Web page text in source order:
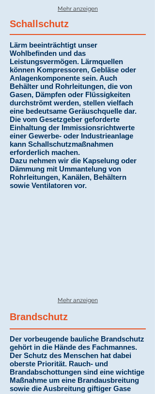
Mehr anzeigen
Schallschutz
Lärm beeinträchtigt unser
Wohlbefinden und das
Leistungsvermögen. Lärmquellen
können Kompressoren, Gebläse oder
Anlagenkomponente sein. Auch
Behälter und Rohrleitungen, die von
Gasen, Dämpfen oder Flüssigkeiten
durchströmt werden, stellen vielfach
eine bedeutsame Geräuschquelle dar.
Die vom Gesetzgeber geforderte
Einhaltung der Immissionsrichtwerte
einer Gewerbe- oder Industrieanlage
kann Schallschutzmaßnahmen
erforderlich machen.
Dazu nehmen wir die Kapselung oder
Dämmung mit Ummantelung von
Rohrleitungen, Kanälen, Behältern
sowie Ventilatoren vor.
Mehr anzeigen
Brandschutz
Der vorbeugende bauliche Brandschutz
gehört in die Hände des Fachmannes.
Der Schutz des Menschen hat dabei
oberste Priorität. Rauch- und
Brandabschottungen sind eine wichtige
Maßnahme um eine Brandausbreitung
sowie die Ausbreitung giftiger Gase